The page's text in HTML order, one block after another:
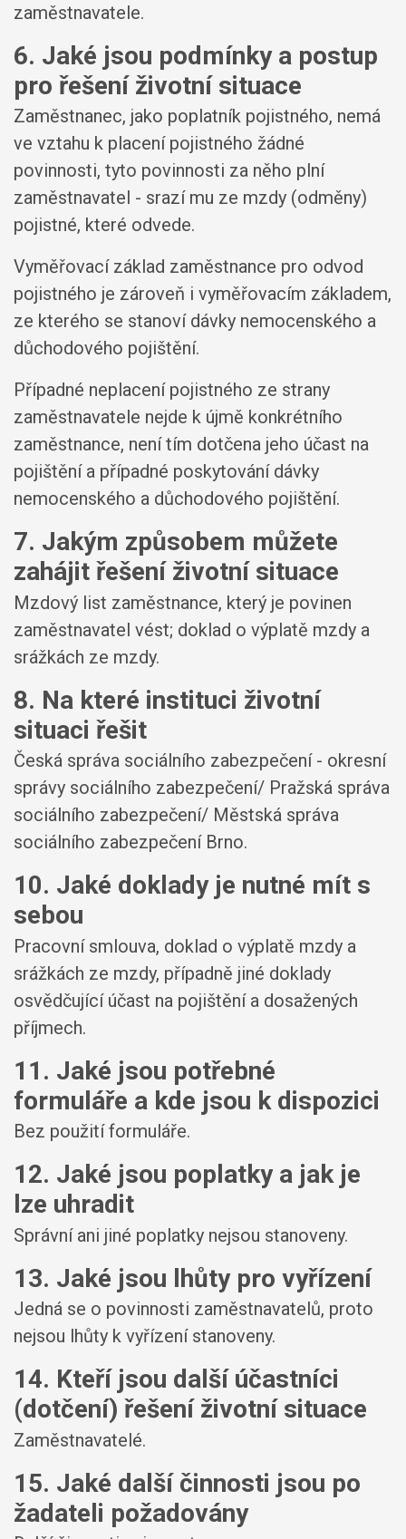
zaměstnavatele.
6. Jaké jsou podmínky a postup
pro řešení životní situace
Zaměstnanec, jako poplatník pojistného, nemá
ve vztahu k placení pojistného žádné
povinnosti, tyto povinnosti za něho plní
zaměstnavatel - srazí mu ze mzdy (odměny)
pojistné, které odvede.
Vyměřovací základ zaměstnance pro odvod
pojistného je zároveň i vyměřovacím základem,
ze kterého se stanoví dávky nemocenského a
důchodového pojištění.
Případné neplacení pojistného ze strany
zaměstnavatele nejde k újmě konkrétního
zaměstnance, není tím dotčena jeho účast na
pojištění a případné poskytování dávky
nemocenského a důchodového pojištění.
7. Jakým způsobem můžete
zahájit řešení životní situace
Mzdový list zaměstnance, který je povinen
zaměstnavatel vést; doklad o výplatě mzdy a
srážkách ze mzdy.
8. Na které instituci životní
situaci řešit
Česká správa sociálního zabezpečení - okresní
správy sociálního zabezpečení/ Pražská správa
sociálního zabezpečení/ Městská správa
sociálního zabezpečení Brno.
10. Jaké doklady je nutné mít s
sebou
Pracovní smlouva, doklad o výplatě mzdy a
srážkách ze mzdy, případně jiné doklady
osvědčující účast na pojištění a dosažených
příjmech.
11. Jaké jsou potřebné
formuláře a kde jsou k dispozici
Bez použití formuláře.
12. Jaké jsou poplatky a jak je
lze uhradit
Správní ani jiné poplatky nejsou stanoveny.
13. Jaké jsou lhůty pro vyřízení
Jedná se o povinnosti zaměstnavatelů, proto
nejsou lhůty k vyřízení stanoveny.
14. Kteří jsou další účastníci
(dotčení) řešení životní situace
Zaměstnavatelé.
15. Jaké další činnosti jsou po
žadateli požadovány